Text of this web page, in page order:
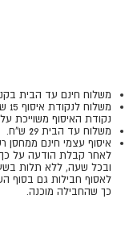
משלוח חינם עד הבית בקניה
משלוח לנקודת איסוף 15 ש"ח.
נקודת האיסוף משוייכת
משלוח עד הבית 29 ש"ח.
איסוף עצמי חינם ממחסן
​​​​​​​לאחר קבלת הודעה על כך
ובכל שעה, ללא תלות
לאסוף חבילות גם בסוף
כך שהחבילה מוכנה.